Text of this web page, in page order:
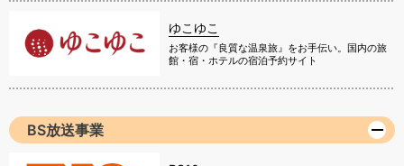
ゆこゆこ
お客様の『良質な温泉旅』をお手伝い。国内の旅
館・宿・ホテルの宿泊予約サイト
BS放送事業